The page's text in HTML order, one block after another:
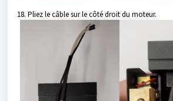
18. Pliez le câble sur le côté droit du moteur.